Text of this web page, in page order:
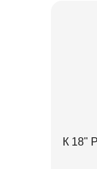
К 18"